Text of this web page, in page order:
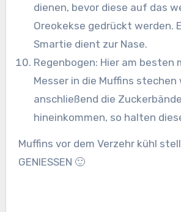
dienen, bevor diese auf das
Oreokekse gedrückt werden.
Smartie dient zur Nase.
Regenbogen: Hier am besten
Messer in die Muffins stechen
anschließend die
hineinkommen, so halten
Muffins vor dem Verzehr kühl
GENIESSEN 🙂